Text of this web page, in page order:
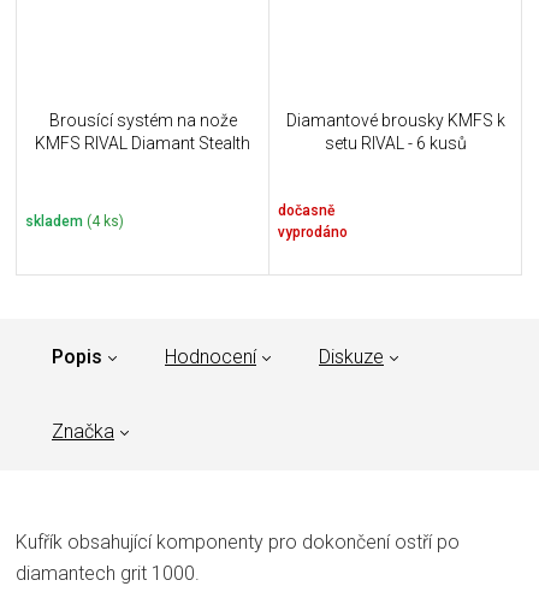
Brousící systém na nože
KMFS RIVAL Diamant Stealth
skladem (4 ks)
Diamantové brousky KMFS k
setu RIVAL - 6 kusů
dočasně
vyprodáno
Popis Hodnocení Diskuze
Značka
Kufřík obsahující komponenty pro dokončení ostří po
diamantech grit 1000.